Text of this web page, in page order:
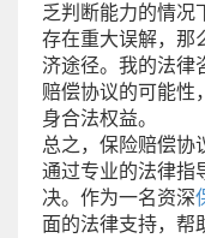
乏判断能力的情况
存在重大误解，那
济途径。我的法律
赔偿协议的可能性
身合法权益。
总之，保险赔偿协
通过专业的法律指
决。作为一名资深
面的法律支持，帮